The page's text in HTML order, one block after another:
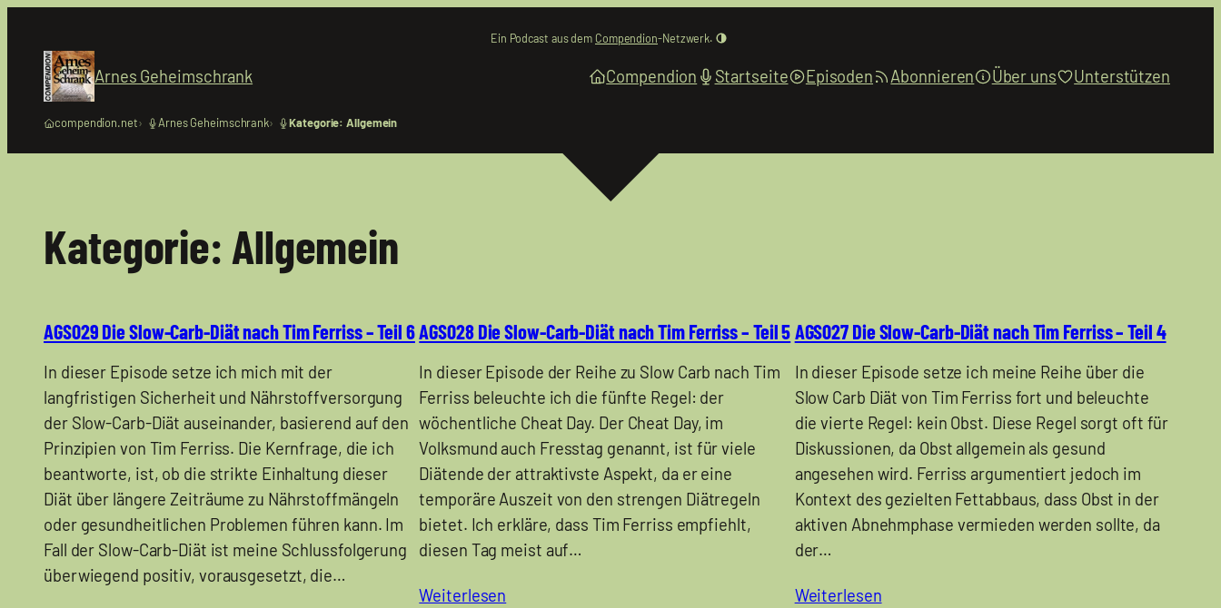
springen
Ein Podcast aus dem Compendion-Netzwerk.
Arnes Geheimschrank Compendion Startseite Episoden Abonnieren Über uns Unterstützen
compendion.net Arnes Geheimschrank Kategorie: Allgemein
Kategorie: Allgemein
AGS029 Die Slow-Carb-Diät nach Tim Ferriss – Teil 6
In dieser Episode setze ich mich mit der
langfristigen Sicherheit und Nährstoffversorgung
der Slow-Carb-Diät auseinander, basierend auf den
Prinzipien von Tim Ferriss. Die Kernfrage, die ich
beantworte, ist, ob die strikte Einhaltung dieser
Diät über längere Zeiträume zu Nährstoffmängeln
oder gesundheitlichen Problemen führen kann. Im
Fall der Slow-Carb-Diät ist meine Schlussfolgerung
überwiegend positiv, vorausgesetzt, die…
AGS028 Die Slow-Carb-Diät nach Tim Ferriss – Teil 5
In dieser Episode der Reihe zu Slow Carb nach Tim
Ferriss beleuchte ich die fünfte Regel: der
wöchentliche Cheat Day. Der Cheat Day, im
Volksmund auch Fresstag genannt, ist für viele
Diätende der attraktivste Aspekt, da er eine
temporäre Auszeit von den strengen Diätregeln
bietet. Ich erkläre, dass Tim Ferriss empfiehlt,
diesen Tag meist auf…
Weiterlesen
AGS027 Die Slow-Carb-Diät nach Tim Ferriss – Teil 4
In dieser Episode setze ich meine Reihe über die
Slow Carb Diät von Tim Ferriss fort und beleuchte
die vierte Regel: kein Obst. Diese Regel sorgt oft für
Diskussionen, da Obst allgemein als gesund
angesehen wird. Ferriss argumentiert jedoch im
Kontext des gezielten Fettabbaus, dass Obst in der
aktiven Abnehmphase vermieden werden sollte, da
der…
Weiterlesen